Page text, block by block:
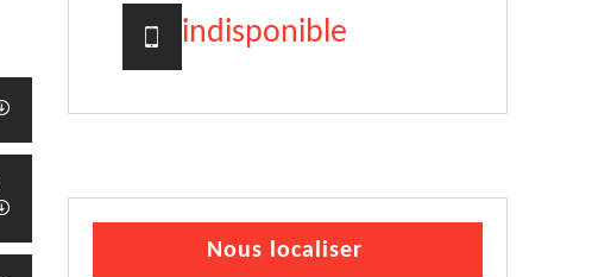
indisponible
Nous localiser